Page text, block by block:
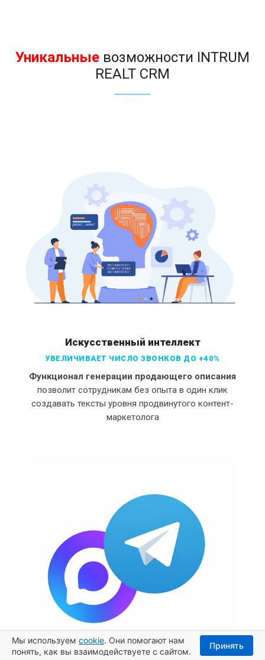
Мы используем cookie. Они помогают нам
понять, как вы взаимодействуете с сайтом.
Принять
Уникальные возможности INTRUM
REALT CRM
Искусственный интеллект
УВЕЛИЧИВАЕТ ЧИСЛО ЗВОНКОВ ДО +40%
Функционал генерации продающего описания
позволит сотрудникам без опыта в один клик
создавать тексты уровня продвинутого контент-
маркетолога